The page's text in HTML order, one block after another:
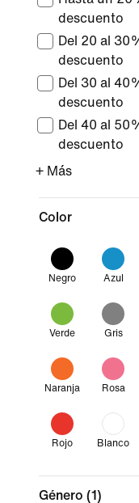
descuento
Del 20 al
descuento
Del 30 al
descuento
Del 40 al
descuento
+ Más
Color
Negro Azul
Verde Gris
Naranja Rosa
Rojo Blanco
Género (1)